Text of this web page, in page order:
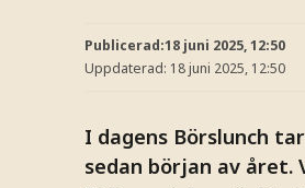
Publicerad:18 juni 2025, 12:50
Uppdaterad: 18 juni 2025, 12:50
I dagens Börslunch
sedan början av året.